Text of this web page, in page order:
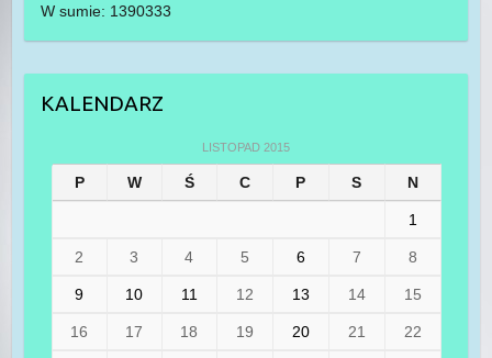
W sumie: 1390333
KALENDARZ
LISTOPAD 2015
P W Ś C P S N
1
2 3 4 5 6 7 8
9 10 11 12 13 14 15
16 17 18 19 20 21 22